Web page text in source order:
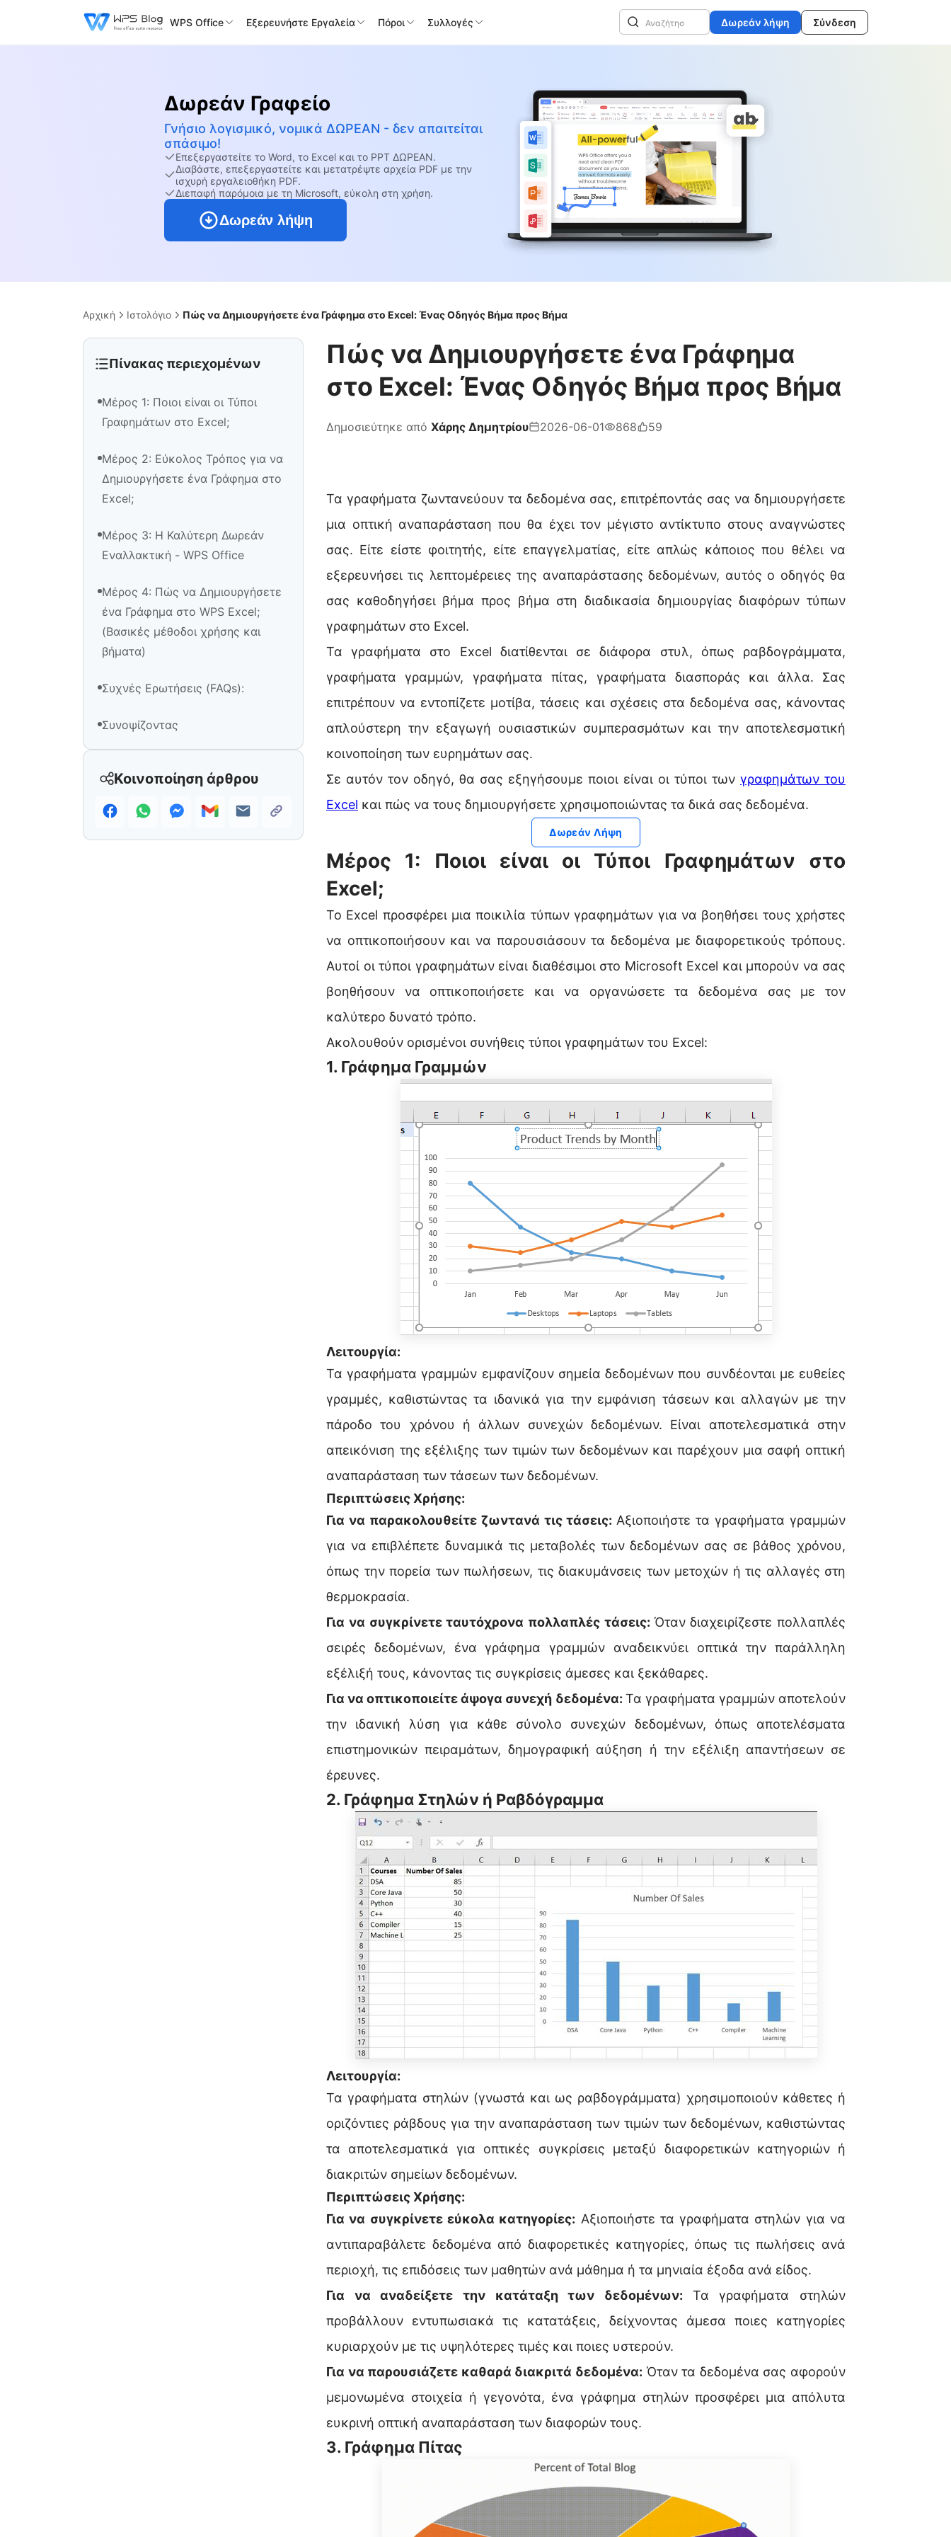
WPS Office Εξερευνήστε Εργαλεία Πόροι Συλλογές Δωρεάν λήψη Σύνδεση
Δωρεάν Γραφείο
Γνήσιο λογισμικό, νομικά ΔΩΡΕΑΝ - δεν απαιτείται
σπάσιμο!
Επεξεργαστείτε το Word, το Excel και το PPT ΔΩΡΕΑΝ.
Διαβάστε, επεξεργαστείτε και μετατρέψτε αρχεία PDF με την
ισχυρή εργαλειοθήκη PDF.
Διεπαφή παρόμοια με τη Microsoft, εύκολη στη χρήση.
Δωρεάν λήψη
Αρχική Ιστολόγιο Πώς να Δημιουργήσετε ένα Γράφημα στο Excel: Ένας Οδηγός Βήμα προς Βήμα
Πίνακας περιεχομένων
Μέρος 1: Ποιοι είναι οι Τύποι
Γραφημάτων στο Excel;
Μέρος 2: Εύκολος Τρόπος για να
Δημιουργήσετε ένα Γράφημα στο
Excel;
Μέρος 3: Η Καλύτερη Δωρεάν
Εναλλακτική - WPS Office
Μέρος 4: Πώς να Δημιουργήσετε
ένα Γράφημα στο WPS Excel;
(Βασικές μέθοδοι χρήσης και
βήματα)
Συχνές Ερωτήσεις (FAQs):
Συνοψίζοντας
Κοινοποίηση άρθρου
Πώς να Δημιουργήσετε ένα Γράφημα
στο Excel: Ένας Οδηγός Βήμα προς Βήμα
Δημοσιεύτηκε από Χάρης Δημητρίου 2026-06-01 868 59
Τα γραφήματα ζωντανεύουν τα δεδομένα σας, επιτρέποντάς σας να δημιουργήσετε
μια οπτική αναπαράσταση που θα έχει τον μέγιστο αντίκτυπο στους αναγνώστες
σας. Είτε είστε φοιτητής, είτε επαγγελματίας, είτε απλώς κάποιος που θέλει να
εξερευνήσει τις λεπτομέρειες της αναπαράστασης δεδομένων, αυτός ο οδηγός θα
σας καθοδηγήσει βήμα προς βήμα στη διαδικασία δημιουργίας διαφόρων τύπων
γραφημάτων στο Excel.
Τα γραφήματα στο Excel διατίθενται σε διάφορα στυλ, όπως ραβδογράμματα,
γραφήματα γραμμών, γραφήματα πίτας, γραφήματα διασποράς και άλλα. Σας
επιτρέπουν να εντοπίζετε μοτίβα, τάσεις και σχέσεις στα δεδομένα σας, κάνοντας
απλούστερη την εξαγωγή ουσιαστικών συμπερασμάτων και την αποτελεσματική
κοινοποίηση των ευρημάτων σας.
Σε αυτόν τον οδηγό, θα σας εξηγήσουμε ποιοι είναι οι τύποι των γραφημάτων του
Excel και πώς να τους δημιουργήσετε χρησιμοποιώντας τα δικά σας δεδομένα.
Δωρεάν Λήψη
Μέρος 1: Ποιοι είναι οι Τύποι Γραφημάτων στο
Excel;
Το Excel προσφέρει μια ποικιλία τύπων γραφημάτων για να βοηθήσει τους χρήστες
να οπτικοποιήσουν και να παρουσιάσουν τα δεδομένα με διαφορετικούς τρόπους.
Αυτοί οι τύποι γραφημάτων είναι διαθέσιμοι στο Microsoft Excel και μπορούν να σας
βοηθήσουν να οπτικοποιήσετε και να οργανώσετε τα δεδομένα σας με τον
καλύτερο δυνατό τρόπο.
Ακολουθούν ορισμένοι συνήθεις τύποι γραφημάτων του Excel:
1. Γράφημα Γραμμών
Λειτουργία:
Τα γραφήματα γραμμών εμφανίζουν σημεία δεδομένων που συνδέονται με ευθείες
γραμμές, καθιστώντας τα ιδανικά για την εμφάνιση τάσεων και αλλαγών με την
πάροδο του χρόνου ή άλλων συνεχών δεδομένων. Είναι αποτελεσματικά στην
απεικόνιση της εξέλιξης των τιμών των δεδομένων και παρέχουν μια σαφή οπτική
αναπαράσταση των τάσεων των δεδομένων.
Περιπτώσεις Χρήσης:
Για να παρακολουθείτε ζωντανά τις τάσεις:Αξιοποιήστε τα γραφήματα γραμμών
για να επιβλέπετε δυναμικά τις μεταβολές των δεδομένων σας σε βάθος χρόνου,
όπως την πορεία των πωλήσεων, τις διακυμάνσεις των μετοχών ή τις αλλαγές στη
θερμοκρασία.
Για να συγκρίνετε ταυτόχρονα πολλαπλές τάσεις: Όταν διαχειρίζεστε πολλαπλές
σειρές δεδομένων, ένα γράφημα γραμμών αναδεικνύει οπτικά την παράλληλη
εξέλιξή τους, κάνοντας τις συγκρίσεις άμεσες και ξεκάθαρες.
Για να οπτικοποιείτε άψογα συνεχή δεδομένα: Τα γραφήματα γραμμών αποτελούν
την ιδανική λύση για κάθε σύνολο συνεχών δεδομένων, όπως αποτελέσματα
επιστημονικών πειραμάτων, δημογραφική αύξηση ή την εξέλιξη απαντήσεων σε
έρευνες.
2. Γράφημα Στηλών ή Ραβδόγραμμα
Λειτουργία:
Τα γραφήματα στηλών (γνωστά και ως ραβδογράμματα) χρησιμοποιούν κάθετες ή
οριζόντιες ράβδους για την αναπαράσταση των τιμών των δεδομένων, καθιστώντας
τα αποτελεσματικά για οπτικές συγκρίσεις μεταξύ διαφορετικών κατηγοριών ή
διακριτών σημείων δεδομένων.
Περιπτώσεις Χρήσης:
Για να συγκρίνετε εύκολα κατηγορίες: Αξιοποιήστε τα γραφήματα στηλών για να
αντιπαραβάλετε δεδομένα από διαφορετικές κατηγορίες, όπως τις πωλήσεις ανά
περιοχή, τις επιδόσεις των μαθητών ανά μάθημα ή τα μηνιαία έξοδα ανά είδος.
Για να αναδείξετε την κατάταξη των δεδομένων: Τα γραφήματα στηλών
προβάλλουν εντυπωσιακά τις κατατάξεις, δείχνοντας άμεσα ποιες κατηγορίες
κυριαρχούν με τις υψηλότερες τιμές και ποιες υστερούν.
Για να παρουσιάζετε καθαρά διακριτά δεδομένα: Όταν τα δεδομένα σας αφορούν
μεμονωμένα στοιχεία ή γεγονότα, ένα γράφημα στηλών προσφέρει μια απόλυτα
ευκρινή οπτική αναπαράσταση των διαφορών τους.
3. Γράφημα Πίτας